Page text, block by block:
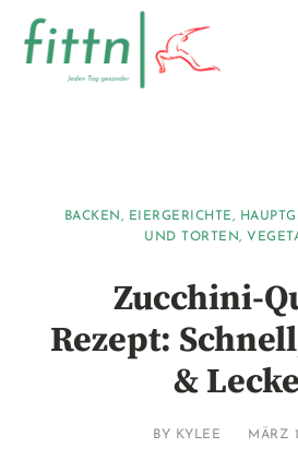
BACKEN, EIERGERICHTE,
UND TORTEN,
Zucchini-
Rezept:
&
BY KYLEE MÄRZ